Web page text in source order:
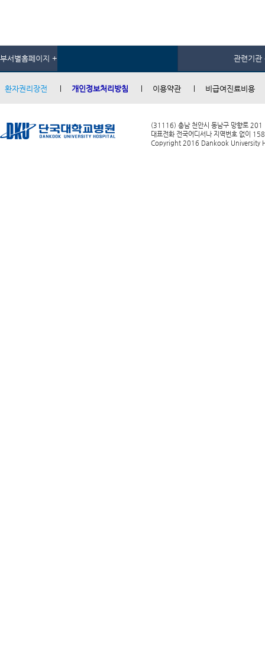
부서별홈페이지 + 관련기관
환자권리장전 개인정보처리방침 이용약관 비급여진료비용
(31116) 충남 천안시 동남구 망향로 201
대표전화 전국어디서나 지역번호 없이
Copyright 2016 Dankook University